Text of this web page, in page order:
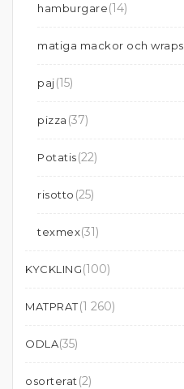
hamburgare(14)
matiga mackor och wraps
paj(15)
pizza (37)
Potatis(22)
risotto (25)
texmex(31)
KYCKLING(100)
MATPRAT(1 260)
ODLA(35)
osorterat (2)